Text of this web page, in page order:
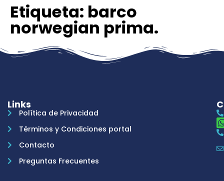
Etiqueta: barco
norwegian prima.
Links
Política de Privacidad
Términos y Condiciones portal
Contacto
Preguntas Frecuentes